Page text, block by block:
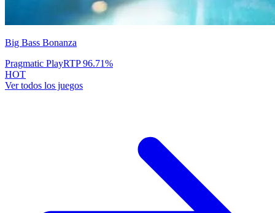
Big Bass Bonanza
Pragmatic PlayRTP96.71%
HOT
Ver todos los juegos